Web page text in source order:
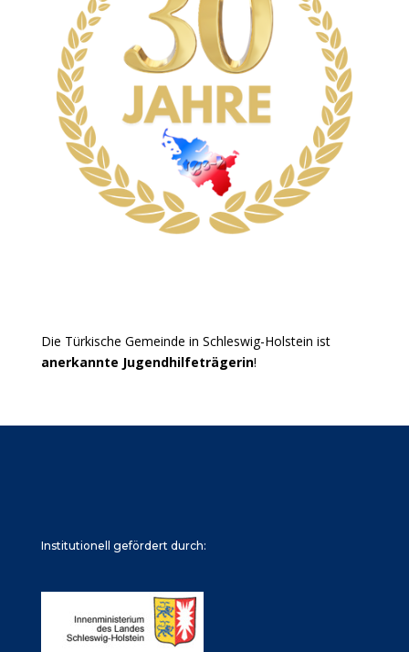
Die Türkische Gemeinde in Schleswig-Holstein ist
anerkannte Jugendhilfeträgerin!
Institutionell gefördert durch: